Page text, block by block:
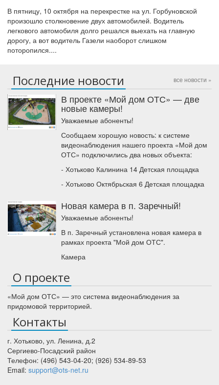
В пятницу, 10 октября на перекрестке на ул. Горбуновской
произошло столкновение двух автомобилей. Водитель
легкового автомобиля долго решался выехать на главную
дорогу, а вот водитель Газели наоборот слишком
поторопился....
все новости »
Последние новости
В проекте «Мой дом ОТС» — две
новые камеры!
Уважаемые абоненты!
Сообщаем хорошую новость: к системе
видеонаблюдения нашего проекта «Мой дом
ОТС» подключились два новых объекта:
- Хотьково Калинина 14 Детская площадка
- Хотьково Октябрьская 6 Детская площадка
Новая камера в п. Заречный!
Уважаемые абоненты!
В п. Заречный установлена новая камера в
рамках проекта "Мой дом ОТС".
Камера
О проекте
«Мой дом ОТС» — это система видеонаблюдения за
придомовой территорией.
Контакты
г. Хотьково, ул. Ленина, д.2
Сергиево-Посадский район
Телефон: (496) 543-04-20; (926) 534-89-53
Email: support@ots-net.ru